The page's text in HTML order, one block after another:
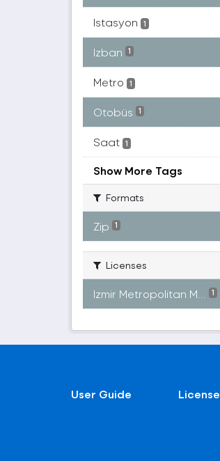
Istasyon 1
Izban 1
Metro 1
Otobüs 1
Saat 1
Show More Tags
Formats
Zip 1
Licenses
Izmir Metropolitan M... 1
User Guide License